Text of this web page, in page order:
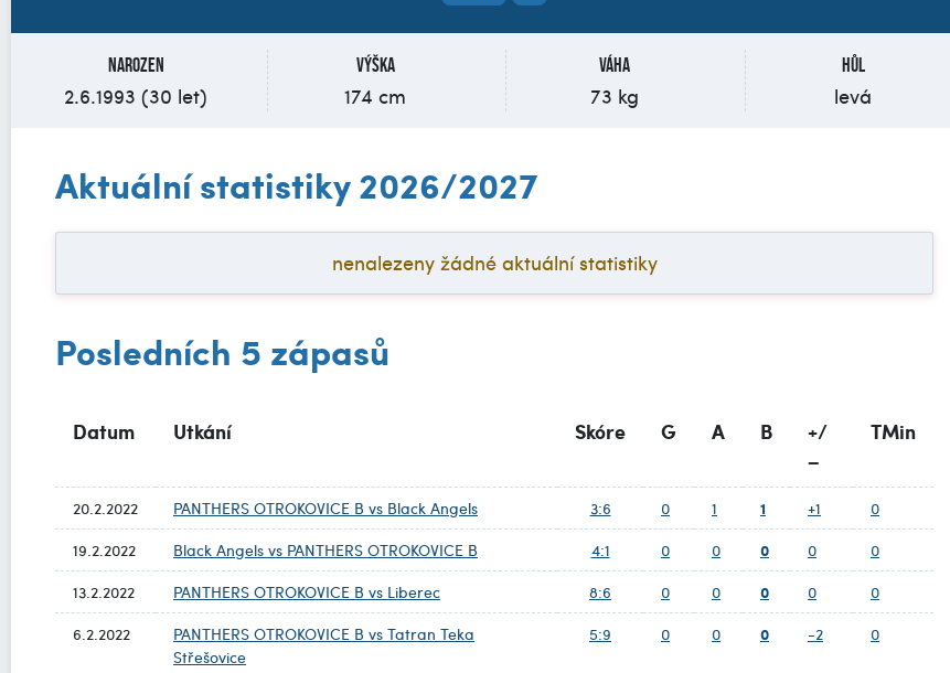
Narozen
2.6.1993 (30 let)
Výška
174 cm
Váha
73 kg
Hůl
levá
Aktuální statistiky 2026/2027
nenalezeny žádné aktuální statistiky
Posledních 5 zápasů
Datum Utkání Skóre G A B
+/
−
TMin
20.2.2022 PANTHERS OTROKOVICE B vs Black Angels 3:6 0 1 1 +1
0
19.2.2022
Black Angels vs PANTHERS OTROKOVICE B 4:1 0 0 0 0
0
13.2.2022
PANTHERS OTROKOVICE B vs Liberec 8:6 0 0 0 0
0
6.2.2022
PANTHERS OTROKOVICE B vs Tatran Teka
Střešovice
5:9 0 0 0 -2 0